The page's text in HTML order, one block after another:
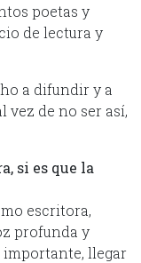
poetas y
de lectura y
a difundir y a
vez de no ser así,
si es que la
escritora,
profunda y
importante, llegar